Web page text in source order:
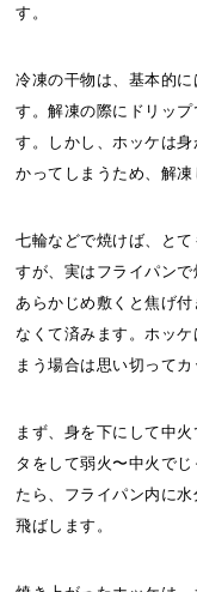
す。
冷凍の干物は、基本的
す。解凍の際にドリッ
す。しかし、ホッケは
かってしまうため、解凍
七輪などで焼けば、と
すが、実はフライパン
あらかじめ敷くと焦げ
なくて済みます。ホッ
まう場合は思い切って
まず、身を下にして中
タをして弱火〜中火で
たら、フライパン内に
飛ばします。